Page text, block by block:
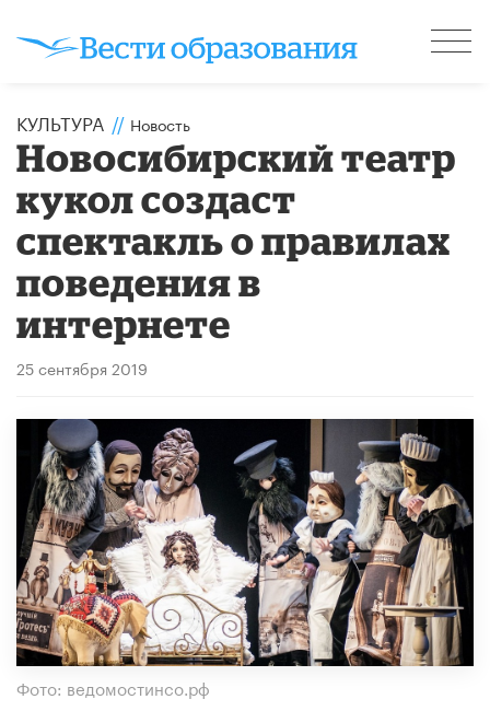
КУЛЬТУРА // Новость
Новосибирский театр
кукол создаст
спектакль о правилах
поведения в
интернете
25 сентября 2019
Фото: ведомостинсо.рф